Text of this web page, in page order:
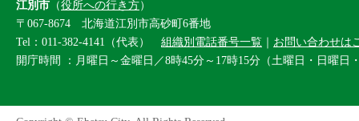
江別市 （役所への行き方）
〒067-8674 北海道江別市高砂町6番地
Tel：011-382-4141（代表） 組織別電話番号一覧 ｜ お問い合わせは
開庁時間 ：月曜日～金曜日／8時45分～17時15分（土曜日・日曜日